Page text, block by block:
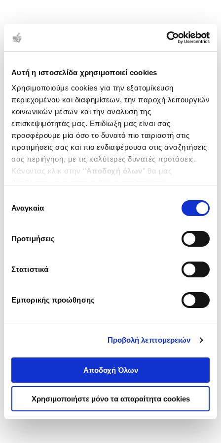
Αυτή η ιστοσελίδα χρησιμοποιεί cookies
Χρησιμοποιούμε cookies για την εξατομίκευση
περιεχομένου και διαφημίσεων, την παροχή λειτουργιών
κοινωνικών μέσων και την ανάλυση της
επισκεψιμότητάς μας. Επιδίωξη μας είναι σας
προσφέρουμε μία όσο το δυνατό πιο ταιριαστή στις
προτιμήσεις σας και πιο ενδιαφέρουσα στις αναζητήσεις
σας περιήγηση, με τις καλύτερες δυνατές προτάσεις.
Κάνοντας κλικ στην ‘’Αποδοχή όλων’’ θα μας
ενδιαφέρουν και να επιλέξετε από τα παρακάτω με την
΄΄και να ενημερωθείτε σχετικά με
συγκατάθεσης
Αναγκαία
Προτιμήσεις
Στατιστικά
Εμπορικής προώθησης
Προβολή λεπτομερειών
Αποδοχή Όλων
Χρησιμοποιήστε μόνο τα απαραίτητα cookies